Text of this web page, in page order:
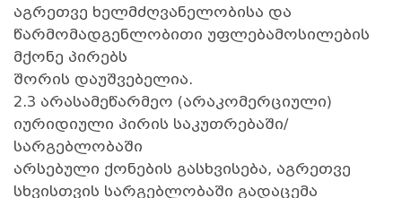
აგრეთვე ხელმძღვანელობისა და
წარმომადგენლობითი უფლებამოსილების
მქონე პირებს
შორის დაუშვებელია.
2.3 არასამეწარმეო (არაკომერციული)
იურიდიული პირის საკუთრებაში/
სარგებლობაში
არსებული ქონების გასხვისება, აგრეთვე
სხვისთვის სარგებლობაში გადაცემა